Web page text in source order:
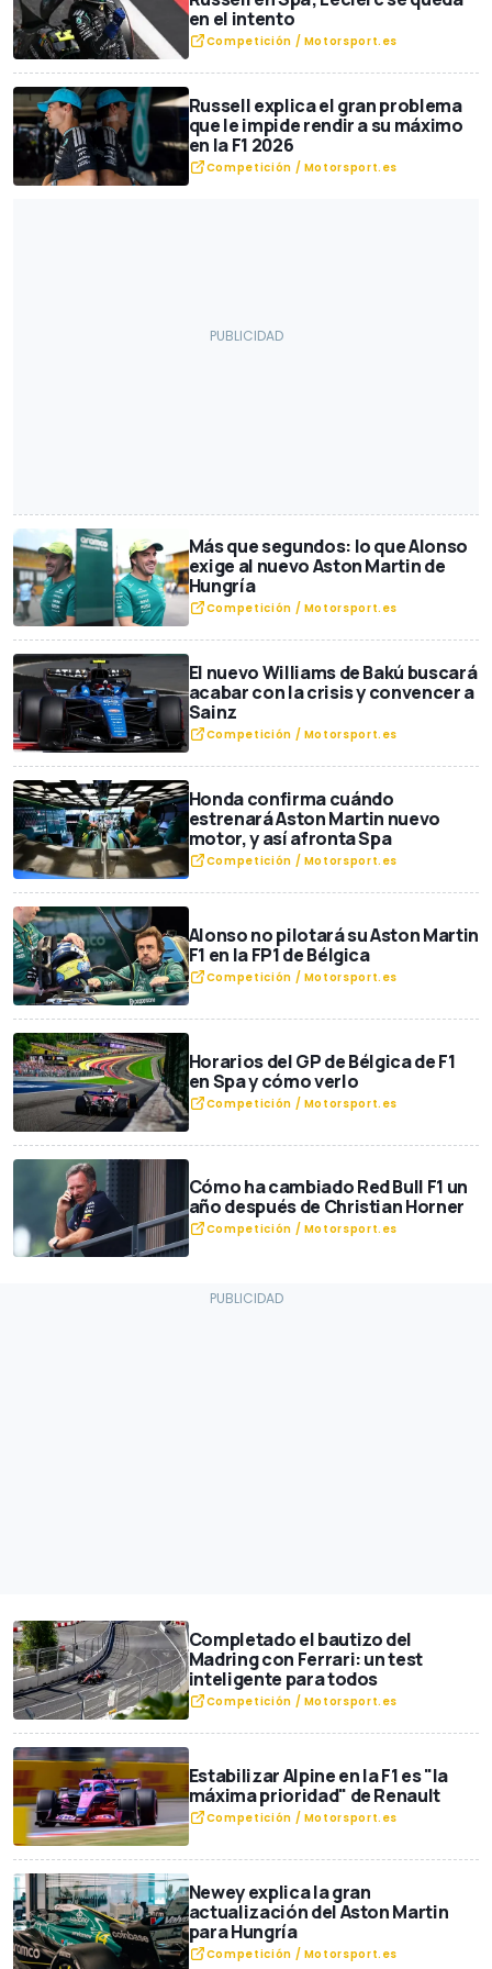
Restyling Lifestyle
Seguridad vial / Movilidad
Juguetes / Maquetas
Esports y videojuegos
Coches autónomos Carreras de aceleración
Vehículos comerciales Premios Récords
Comunicados Motor1.com Medidas de coches
en el intento
Competición / Motorsport.es
Russell explica el gran problema
que le impide rendir a su máximo
en la F1 2026
Competición / Motorsport.es
Más que segundos: lo que Alonso
exige al nuevo Aston Martin de
Hungría
Competición / Motorsport.es
El nuevo Williams de Bakú buscará
acabar con la crisis y convencer a
Sainz
Competición / Motorsport.es
Honda confirma cuándo
estrenará Aston Martin nuevo
motor, y así afronta Spa
Competición / Motorsport.es
Alonso no pilotará su Aston Martin
F1 en la FP1 de Bélgica
Competición / Motorsport.es
Horarios del GP de Bélgica de F1
en Spa y cómo verlo
Competición / Motorsport.es
Cómo ha cambiado Red Bull F1 un
año después de Christian Horner
Competición / Motorsport.es
Completado el bautizo del
Madring con Ferrari: un test
inteligente para todos
Competición / Motorsport.es
Estabilizar Alpine en la F1 es "la
máxima prioridad" de Renault
Competición / Motorsport.es
Newey explica la gran
actualización del Aston Martin
para Hungría
Competición / Motorsport.es